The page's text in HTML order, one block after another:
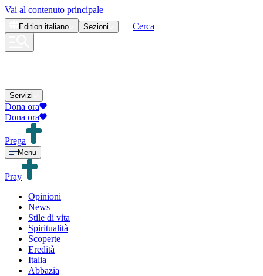
Vai al contenuto principale
Edition italiano Sezioni Cerca
Servizi
Dona ora
Dona ora
Prega
Menu
Pray
Opinioni
News
Stile di vita
Spiritualità
Scoperte
Eredità
Italia
Abbazia